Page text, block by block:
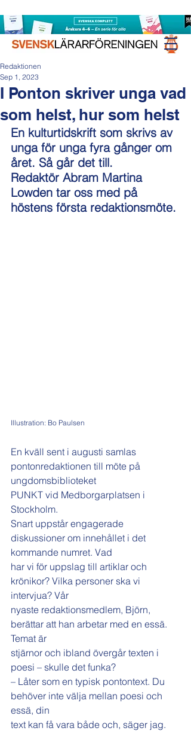
I Ponton skriver unga vad
som helst, hur som helst
Redaktionen
Sep 1, 2023
En kulturtidskrift som skrivs av
unga för unga fyra gånger om
året. Så går det till.
Redaktör Abram Martina
Lowden tar oss med på
höstens första redaktionsmöte.
Illustration: Bo Paulsen
En kväll sent i augusti samlas
pontonredaktionen till möte på
ungdomsbiblioteket
PUNKT vid Medborgarplatsen i
Stockholm.
Snart uppstår engagerade
diskussioner om innehållet i det
kommande numret. Vad
har vi för uppslag till artiklar och
krönikor? Vilka personer ska vi
intervjua? Vår
nyaste redaktionsmedlem, Björn,
berättar att han arbetar med en essä.
Temat är
stjärnor och ibland övergår texten i
poesi – skulle det funka?
– Låter som en typisk pontontext. Du
behöver inte välja mellan poesi och
essä, din
text kan få vara både och, säger jag.